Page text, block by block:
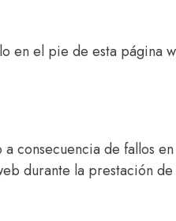
en el pie de esta página
consecuencia de fallos
durante la prestación